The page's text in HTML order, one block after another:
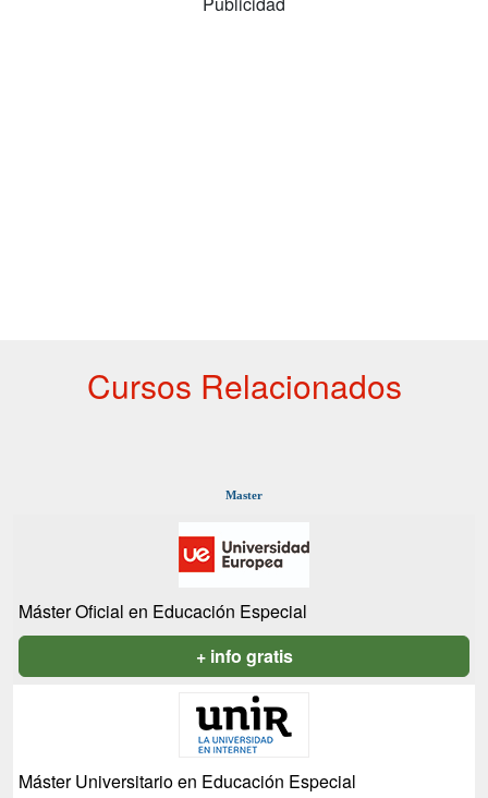
Cursos Relacionados
Master
Máster Oficial en Educación Especial
+ info gratis
Máster Universitario en Educación Especial